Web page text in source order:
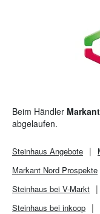
Beim Händler
abgelaufen.
Steinhaus Angebote
Markant Nord Prospekte
Steinhaus bei V-Markt
Steinhaus bei inkoop